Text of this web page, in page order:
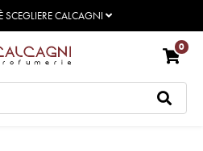
SCEGLIERE CALCAGNI
0